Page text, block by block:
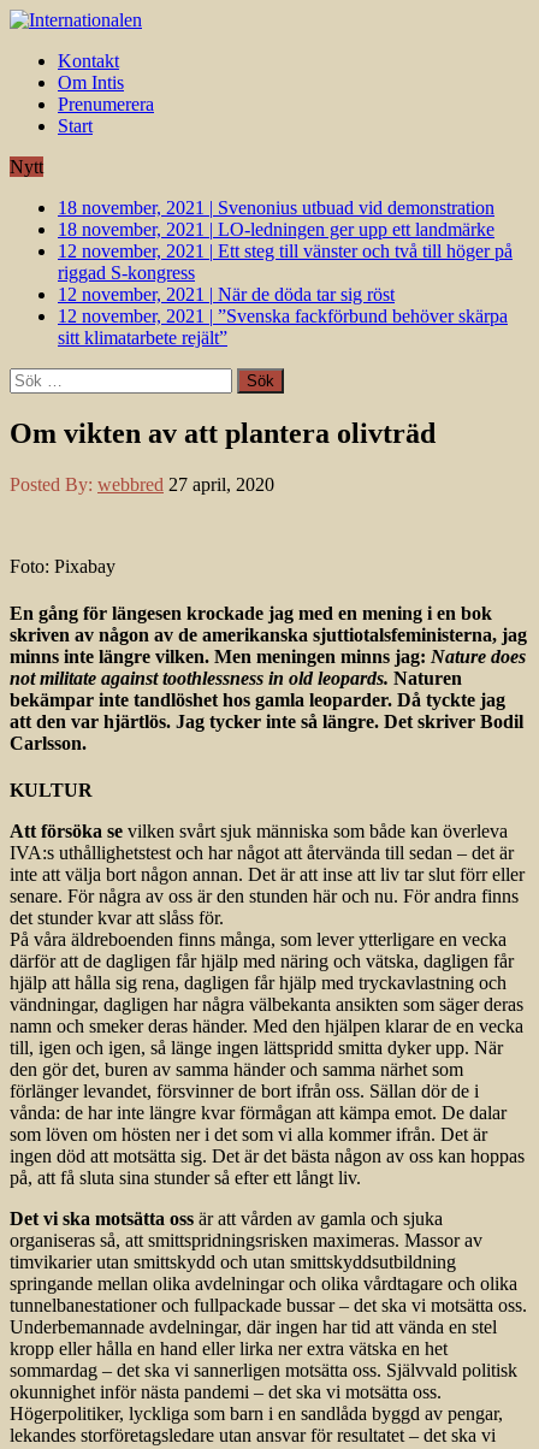
Kontakt
Om Intis
Prenumerera
Start
Nytt
18 november, 2021 | Svenonius utbuad vid demonstration
18 november, 2021 | LO-ledningen ger upp ett landmärke
12 november, 2021 | Ett steg till vänster och två till höger på
riggad S-kongress
12 november, 2021 | När de döda tar sig röst
12 november, 2021 | ”Svenska fackförbund behöver skärpa
sitt klimatarbete rejält”
Sök
efter:
Om vikten av att plantera olivträd
Posted By: webbred 27 april, 2020
Foto: Pixabay
En gång för längesen krockade jag med en mening i en bok
skriven av någon av de amerikanska sjuttiotalsfeministerna, jag
minns inte längre vilken. Men meningen minns jag: Nature does
not militate against toothlessness in old leopards. Naturen
bekämpar inte tandlöshet hos gamla leoparder. Då tyckte jag
att den var hjärtlös. Jag tycker inte så längre. Det skriver Bodil
Carlsson.
KULTUR
Att försöka se vilken svårt sjuk människa som både kan överleva
IVA:s uthållighetstest och har något att återvända till sedan – det är
inte att välja bort någon annan. Det är att inse att liv tar slut förr eller
senare. För några av oss är den stunden här och nu. För andra finns
det stunder kvar att slåss för.
På våra äldreboenden finns många, som lever ytterligare en vecka
därför att de dagligen får hjälp med näring och vätska, dagligen får
hjälp att hålla sig rena, dagligen får hjälp med tryckavlastning och
vändningar, dagligen har några välbekanta ansikten som säger deras
namn och smeker deras händer. Med den hjälpen klarar de en vecka
till, igen och igen, så länge ingen lättspridd smitta dyker upp. När
den gör det, buren av samma händer och samma närhet som
förlänger levandet, försvinner de bort ifrån oss. Sällan dör de i
vånda: de har inte längre kvar förmågan att kämpa emot. De dalar
som löven om hösten ner i det som vi alla kommer ifrån. Det är
ingen död att motsätta sig. Det är det bästa någon av oss kan hoppas
på, att få sluta sina stunder så efter ett långt liv.
Det vi ska motsätta oss är att vården av gamla och sjuka
organiseras så, att smittspridningsrisken maximeras. Massor av
timvikarier utan smittskydd och utan smittskyddsutbildning
springande mellan olika avdelningar och olika vårdtagare och olika
tunnelbanestationer och fullpackade bussar – det ska vi motsätta oss.
Underbemannade avdelningar, där ingen har tid att vända en stel
kropp eller hålla en hand eller lirka ner extra vätska en het
sommardag – det ska vi sannerligen motsätta oss. Självvald politisk
okunnighet inför nästa pandemi – det ska vi motsätta oss.
Högerpolitiker, lyckliga som barn i en sandlåda byggd av pengar,
lekandes storföretagsledare utan ansvar för resultatet – det ska vi